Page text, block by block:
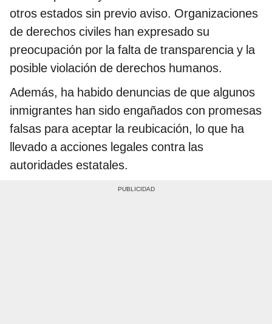
otros estados sin previo aviso. Organizaciones
de derechos civiles han expresado su
preocupación por la falta de transparencia y la
posible violación de derechos humanos.
Además, ha habido denuncias de que algunos
inmigrantes han sido engañados con promesas
falsas para aceptar la reubicación, lo que ha
llevado a acciones legales contra las
autoridades estatales.